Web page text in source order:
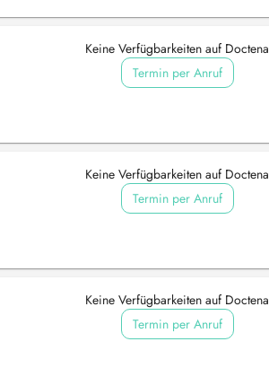
Keine Verfügbarkeiten auf Doctena
Termin per Anruf
Keine Verfügbarkeiten auf Doctena
Termin per Anruf
Keine Verfügbarkeiten auf Doctena
Termin per Anruf